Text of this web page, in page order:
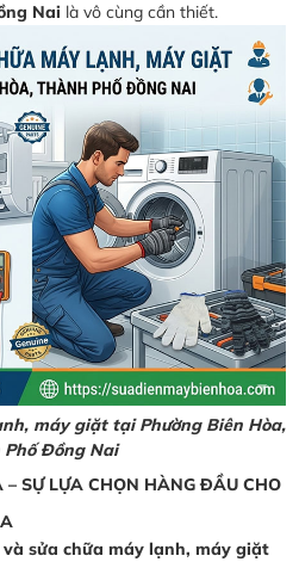
Nai là vô cùng cần thiết.
máy giặt tại Phường Biên Hòa,
Phố Đồng Nai
– SỰ LỰA CHỌN HÀNG ĐẦU CHO
và sửa chữa máy lạnh, máy giặt